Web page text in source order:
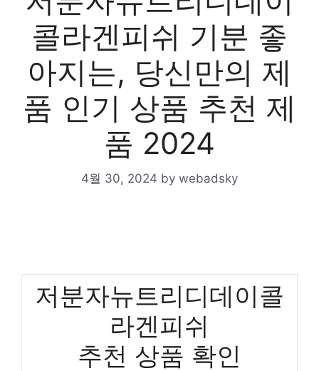
콜라겐피쉬 기분 좋
아지는, 당신만의 제
품 인기 상품 추천 제
품 2024
4월 30, 2024 by webadsky
저분자뉴트리디데이콜
라겐피쉬
추천 상품 확인